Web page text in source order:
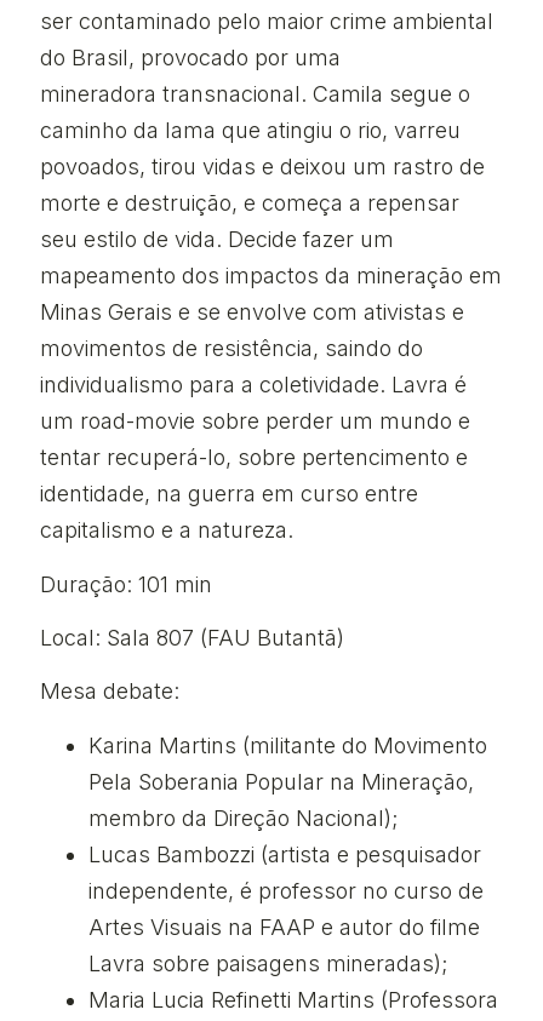
ser contaminado pelo maior crime ambiental
do Brasil, provocado por uma
mineradora transnacional. Camila segue o
caminho da lama que atingiu o rio, varreu
povoados, tirou vidas e deixou um rastro de
morte e destruição, e começa a repensar
seu estilo de vida. Decide fazer um
mapeamento dos impactos da mineração em
Minas Gerais e se envolve com ativistas e
movimentos de resistência, saindo do
individualismo para a coletividade. Lavra é
um road-movie sobre perder um mundo e
tentar recuperá-lo, sobre pertencimento e
identidade, na guerra em curso entre
capitalismo e a natureza.
Duração: 101 min
Local: Sala 807 (FAU Butantã)
Mesa debate:
Karina Martins (militante do Movimento
Pela Soberania Popular na Mineração,
membro da Direção Nacional);
Lucas Bambozzi (artista e pesquisador
independente, é professor no curso de
Artes Visuais na FAAP e autor do filme
Lavra sobre paisagens mineradas);
Maria Lucia Refinetti Martins (Professora